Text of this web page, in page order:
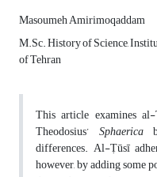
Masoumeh Amirimoqaddam
M.Sc. History of Science,
of Tehran
This article examines al-
Theodosius’ Sphaerica
differences. Al-Ṭūsī
however, by adding some